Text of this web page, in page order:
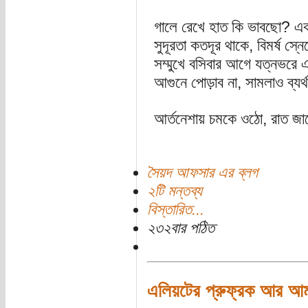
গালে রেখে হাত কি ভাবছো?
সুদূরতা কতদূর থাকে, বিমর্ষ
সম্মুখে বসিবার আগে যত্নভরে
আগুনে পোড়াব না, সামলাও
আর্তনেশায় চমকে ওঠো, রাত
সৈয়দ আফসার এর ব্লগ
২টি মন্তব্য
বিস্তারিত...
২৩২বার পঠিত
এলিয়টের প্রুফ্রক আর